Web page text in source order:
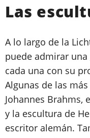
Las
A lo largo de la
puede admirar
cada una con su
Algunas de las
Johannes Brahms,
y la escultura de
escritor alemán.